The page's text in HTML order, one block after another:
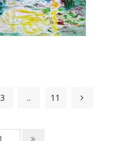
3 .. 11